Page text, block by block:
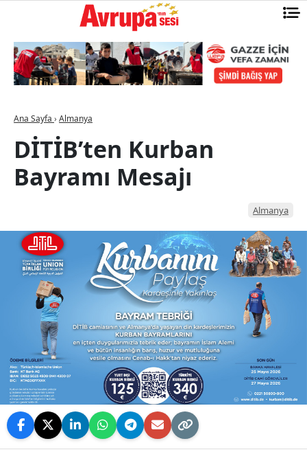
Ana Sayfa › Almanya
DİTİB’ten Kurban
Bayramı Mesajı
Almanya